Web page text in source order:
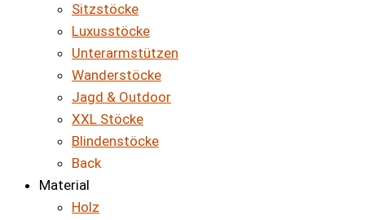
Sitzstöcke
Luxusstöcke
Unterarmstützen
Wanderstöcke
Jagd & Outdoor
XXL Stöcke
Blindenstöcke
Back
Material
Holz